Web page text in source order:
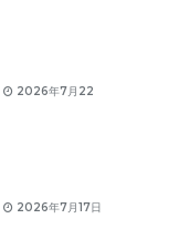
2026年7月22
2026年7月17日